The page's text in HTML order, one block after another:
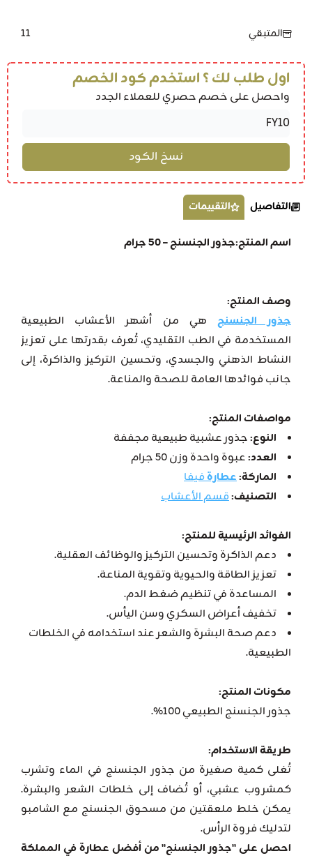
المتبقي 11
اول طلب لك ؟ استخدم كود الخصم
واحصل على خصم حصري للعملاء الجدد
التفاصيل التقييمات
اسم المنتج:جذور الجنسنج – 50 جرام
وصف المنتج:
جذور الجنسنج هي من أشهر الأعشاب الطبيعية
المستخدمة في الطب التقليدي، تُعرف بقدرتها على تعزيز
النشاط الذهني والجسدي، وتحسين التركيز والذاكرة، إلى
جانب فوائدها العامة للصحة والمناعة.
مواصفات المنتج:
النوع:جذور عشبية طبيعية مجففة
العدد:عبوة واحدة وزن 50 جرام
الماركة:عطارةفيفا
التصنيف:قسم الأعشاب
الفوائد الرئيسية للمنتج:
دعم الذاكرة وتحسين التركيز والوظائف العقلية.
تعزيز الطاقة والحيوية وتقوية المناعة.
المساعدة في تنظيم ضغط الدم.
تخفيف أعراض السكري وسن اليأس.
دعم صحة البشرة والشعر عند استخدامه في الخلطات
الطبيعية.
مكونات المنتج:
جذور الجنسنج الطبيعي 100%.
طريقة الاستخدام:
تُغلى كمية صغيرة من جذور الجنسنج في الماء وتشرب
كمشروب عشبي، أو تُضاف إلى خلطات الشعر والبشرة.
يمكن خلط ملعقتين من مسحوق الجنسنج مع الشامبو
لتدليك فروة الرأس.
احصل على "جذور الجنسنج" من أفضل عطارة في المملكة